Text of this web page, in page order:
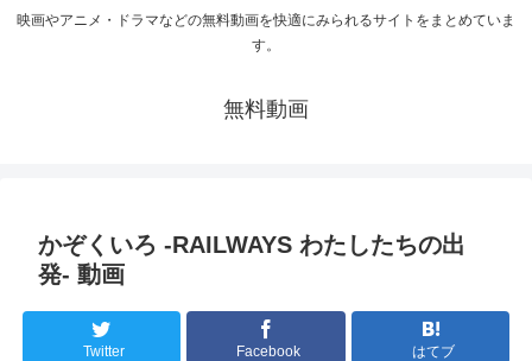
映画やアニメ・ドラマなどの無料動画を快適にみられるサイトをまとめていま
す。
無料動画
かぞくいろ -RAILWAYS わたしたちの出
発- 動画
Twitter Facebook はてブ